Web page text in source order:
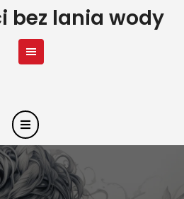
bez lania wody